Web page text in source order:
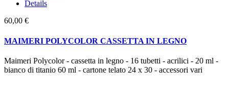
Details
60,00 €
MAIMERI POLYCOLOR CASSETTA IN LEGNO
Maimeri Polycolor - cassetta in legno - 16 tubetti - acrilici - 20 ml -
bianco di titanio 60 ml - cartone telato 24 x 30 - accessori vari